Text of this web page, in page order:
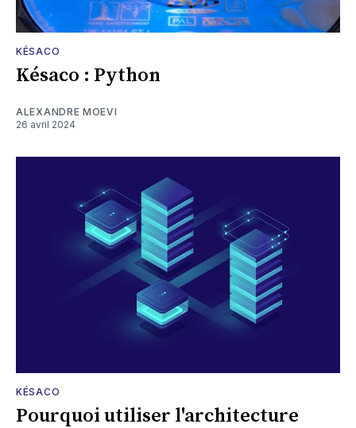
KÉSACO
Késaco : Python
ALEXANDRE MOEVI
26 avril 2024
KÉSACO
Pourquoi utiliser l'architecture